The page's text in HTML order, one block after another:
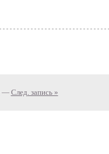
— След. запись »